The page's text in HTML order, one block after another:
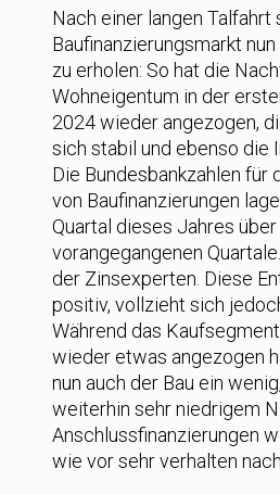
Nach einer langen
Baufinanzierungsmarkt
zu erholen: So hat die
Wohneigentum in der
2024 wieder angezogen,
sich stabil und ebenso die
Die Bundesbankzahlen für
von Baufinanzierungen
Quartal dieses Jahres
vorangegangenen
der Zinsexperten. Diese
positiv, vollzieht sich
Während das
wieder etwas angezogen
nun auch der Bau ein
weiterhin sehr niedrigem
Anschlussfinanzierungen
wie vor sehr verhalten